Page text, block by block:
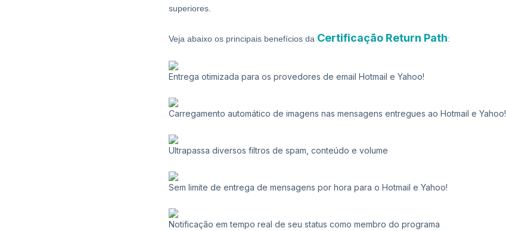
superiores.
Veja abaixo os principais benefícios da Certificação Return Path:
Entrega otimizada para os provedores de email Hotmail e Yahoo!
Carregamento automático de imagens nas mensagens entregues ao Hotmail e Yahoo!
Ultrapassa diversos filtros de spam, conteúdo e volume
Sem limite de entrega de mensagens por hora para o Hotmail e Yahoo!
Notificação em tempo real de seu status como membro do programa